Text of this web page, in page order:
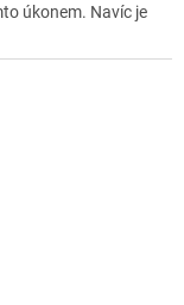
úkonem. Navíc je